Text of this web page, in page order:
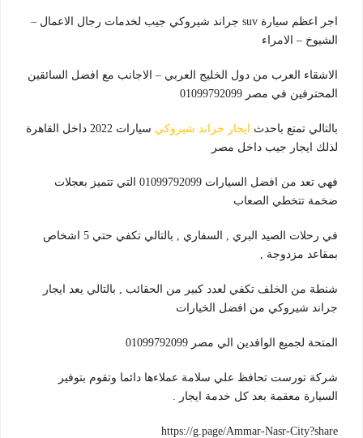
اجر اعظم سيارة suv جراند شيروكي جيب لخدمات رجال الاعمال –
الشيوخ – الامراء
الاشقاء العرب من دول الخليج العربي – الاجانب مع افضل السائقين
المحترفين في مصر 01099792099
بالتالي تمتع باحدث ايجار جراند شيروكي
سيارات 2022 داخل القاهرة
لذلك ايجار جيب داخل مصر
فهي تعد من افضل السيارات 01099792099 التي تتميز بعجلات
ضخمة تتخطي الصعاب
في رحلات الصيد البري , السفاري , بالتالي تكفي حتي 5 اشخاص
بمقاعد مزدوجة ,
شنطة من الخلف تكفي لعدد كبير من الحقائب , بالتالي يعد ايجار
جراند شيروكي من افضل الخيارات
المتحة لجميع الوافدين الي مصر 01099792099
شركة تورست تحافظ علي سلامة عملاءها دائما وتقوم بتوفير
السيارة معقمة بعد كل خدمة ايجار .
https://g.page/Ammar-Nasr-City?share